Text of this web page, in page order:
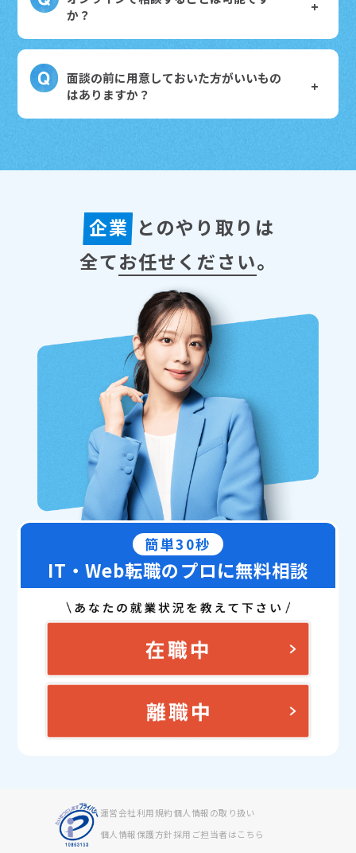
か？
面談の前に用意しておいた方がいいもの
はありますか？
企業 とのやり取りは
全てお任せください。
簡単30秒
IT・Web転職のプロに無料相談
運営会社利用規約個人情報の取り扱い
個人情報保護方針採用ご担当者はこちら